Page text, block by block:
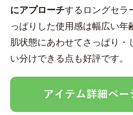
にアプローチするロングセラ
っぱりした使用感は幅広い年
肌状態にあわせてさっぱり・
い分けできる点も好評です。